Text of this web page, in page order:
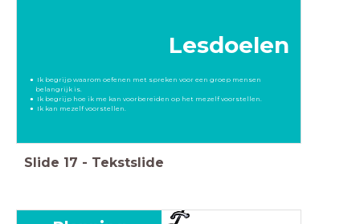
Lesdoelen
Ik begrijp waarom oefenen met spreken voor een groep mensen
belangrijk is.
Ik begrijp hoe ik me kan voorbereiden op het mezelf voorstellen.
Ik kan mezelf voorstellen.
Slide 17 - Tekstslide